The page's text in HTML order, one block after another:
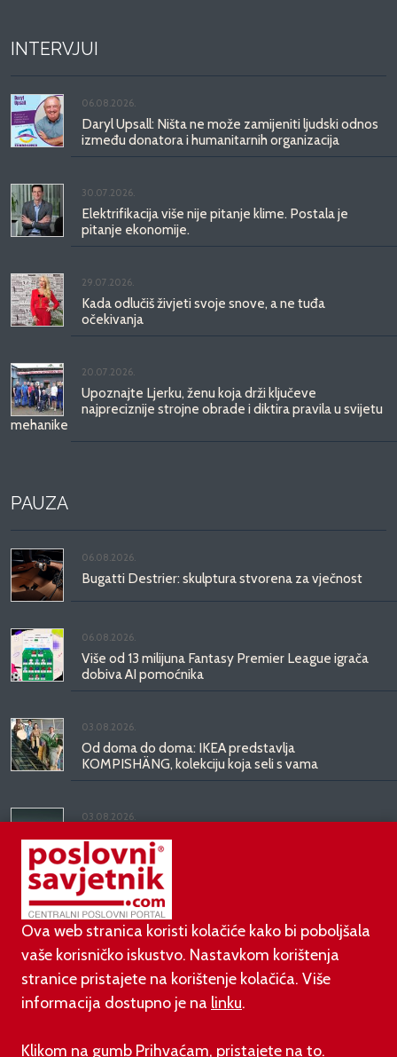
INTERVJUI
06.08.2026.
Daryl Upsall: Ništa ne može zamijeniti ljudski odnos
između donatora i humanitarnih organizacija
30.07.2026.
Elektrifikacija više nije pitanje klime. Postala je
pitanje ekonomije.
29.07.2026.
Kada odlučiš živjeti svoje snove, a ne tuđa
očekivanja
20.07.2026.
Upoznajte Ljerku, ženu koja drži ključeve
najpreciznije strojne obrade i diktira pravila u svijetu
mehanike
PAUZA
06.08.2026.
Bugatti Destrier: skulptura stvorena za vječnost
06.08.2026.
Više od 13 milijuna Fantasy Premier League igrača
dobiva AI pomoćnika
03.08.2026.
Od doma do doma: IKEA predstavlja
KOMPISHÄNG, kolekciju koja seli s vama
03.08.2026.
Kineski BYD predstavio luksuznu limuzinu veću od
Mercedesove S-klase, obećava domet do 1.000
kilometara
Ova web stranica koristi kolačiće kako bi poboljšala
vaše korisničko iskustvo. Nastavkom korištenja
stranice pristajete na korištenje kolačića. Više
informacija dostupno je na linku.
Klikom na gumb Prihvaćam, pristajete na to.